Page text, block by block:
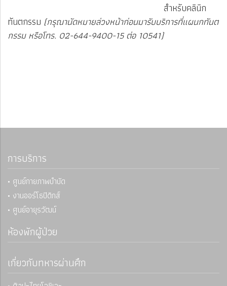
สำหรับคลินิก
ทันตกรรม (กรุณานัดหมายล่วงหน้าก่อนมารับบริการที่แผนกทันต
กรรม หรือโทร. 02-644-9400-15 ต่อ 10541)
การบริการ
• ศูนย์กายภาพบำบัด
• งานออร์โธปิดิกส์
• ศูนย์อายุรวัฒน์
ห้องพักผู้ป่วย
เกี่ยวกับทหารผ่านศึก